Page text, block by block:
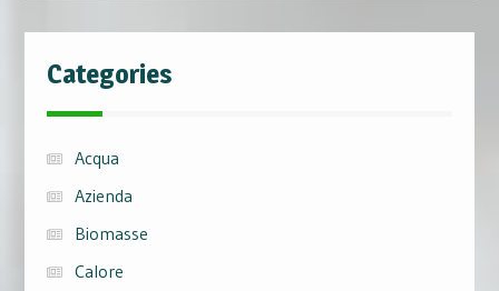
Categories
Acqua
Azienda
Biomasse
Calore